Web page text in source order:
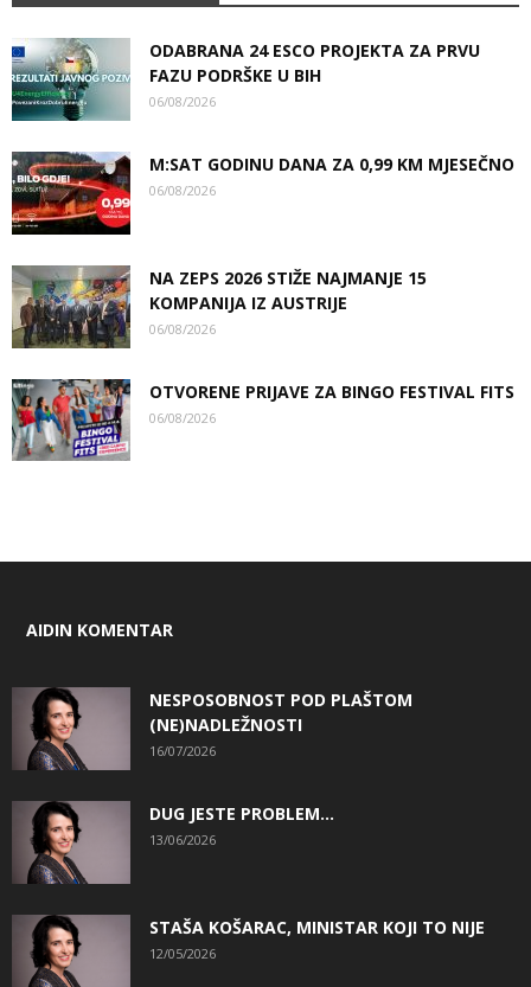
ODABRANA 24 ESCO PROJEKTA ZA PRVU
FAZU PODRŠKE U BIH
06/08/2026
M:SAT GODINU DANA ZA 0,99 KM MJESEČNO
06/08/2026
NA ZEPS 2026 STIŽE NAJMANJE 15
KOMPANIJA IZ AUSTRIJE
06/08/2026
OTVORENE PRIJAVE ZA BINGO FESTIVAL FITS
06/08/2026
AIDIN KOMENTAR
NESPOSOBNOST POD PLAŠTOM
(NE)NADLEŽNOSTI
16/07/2026
DUG JESTE PROBLEM…
13/06/2026
STAŠA KOŠARAC, MINISTAR KOJI TO NIJE
12/05/2026